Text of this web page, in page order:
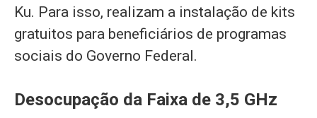
Ku. Para isso, realizam a instalação de kits
gratuitos para beneficiários de programas
sociais do Governo Federal.
Desocupação da Faixa de 3,5 GHz